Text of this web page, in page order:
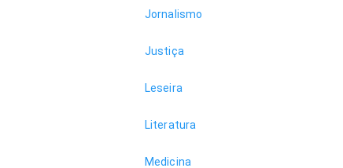
Jornalismo
Justiça
Leseira
Literatura
Medicina